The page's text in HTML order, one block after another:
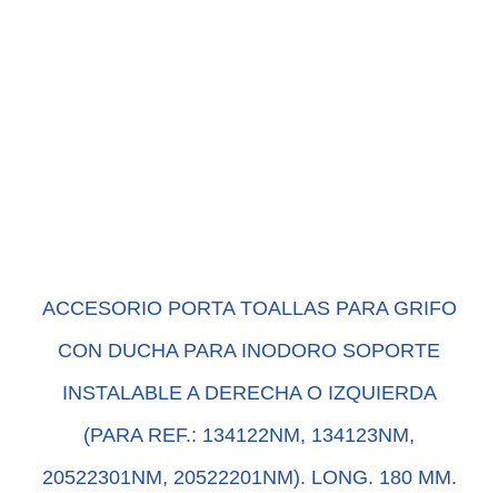
ACCESORIO PORTA TOALLAS PARA GRIFO
CON DUCHA PARA INODORO SOPORTE
INSTALABLE A DERECHA O IZQUIERDA
(PARA REF.: 134122NM, 134123NM,
20522301NM, 20522201NM). LONG. 180 MM.